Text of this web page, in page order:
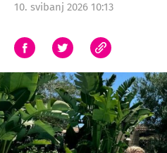
10. svibanj 2026 10:13